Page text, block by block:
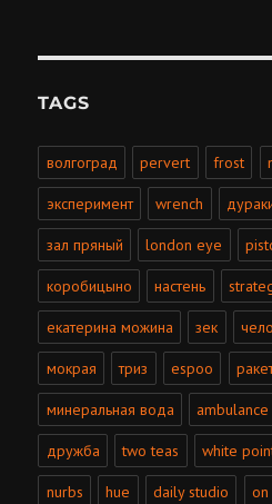
TAGS
волгоград pervert frost
эксперимент wrench
зал пряный london eye
коробицыно настень
екатерина можина зек
мокрая триз espoo
минеральная вода ambulance
дружба two teas white
nurbs hue daily studio on